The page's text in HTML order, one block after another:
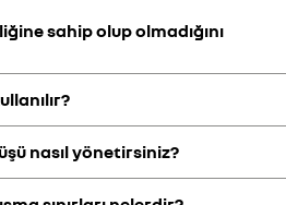
sahip olup olmadığını
yılı itibarıyla tüm versiyonlarda
içinde ve trafikte oldukça
arasında geçiş
bir sürüş sunar. Ayrıca yokuş aşağı
nasıl yönetirsiniz?